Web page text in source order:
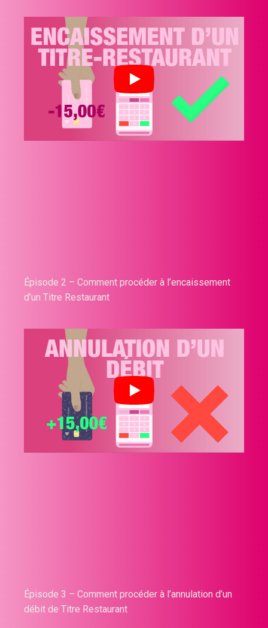
Épisode 2 – Comment procéder à l’encaissement
d’un Titre Restaurant
Épisode 3 – Comment procéder à l’annulation d’un
débit de Titre Restaurant